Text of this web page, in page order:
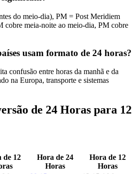
do meio-dia), PM = Post Meridiem
cobre meia-noite ao meio-dia, PM cobre
usam formato de 24 horas?
confusão entre horas da manhã e da
na Europa, transporte e sistemas
de 24 Horas para 12
de 12
Hora de 24
Horas
Hora de 12
Horas